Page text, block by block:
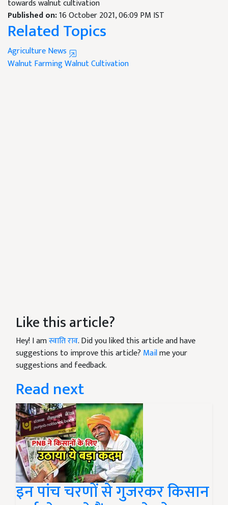
towards walnut cultivation
Published on:16 October 2021, 06:09 PM IST
Related Topics
Agriculture News
Walnut FarmingWalnut Cultivation
Like this article?
Hey! I amस्वाति राव. Did you liked this article and have
suggestions to improve this article? Mailme your
suggestions and feedback.
Read next
इन पांच चरणों से गुजरकर किसान